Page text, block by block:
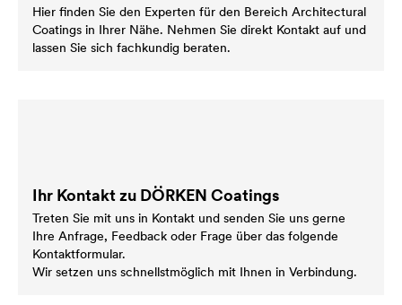
Hier finden Sie den Experten für den Bereich Architectural
Coatings in Ihrer Nähe. Nehmen Sie direkt Kontakt auf und
lassen Sie sich fachkundig beraten.
Ihr Kontakt zu DÖRKEN Coatings
Treten Sie mit uns in Kontakt und senden Sie uns gerne
Ihre Anfrage, Feedback oder Frage über das folgende
Kontaktformular.
Wir setzen uns schnellstmöglich mit Ihnen in Verbindung.